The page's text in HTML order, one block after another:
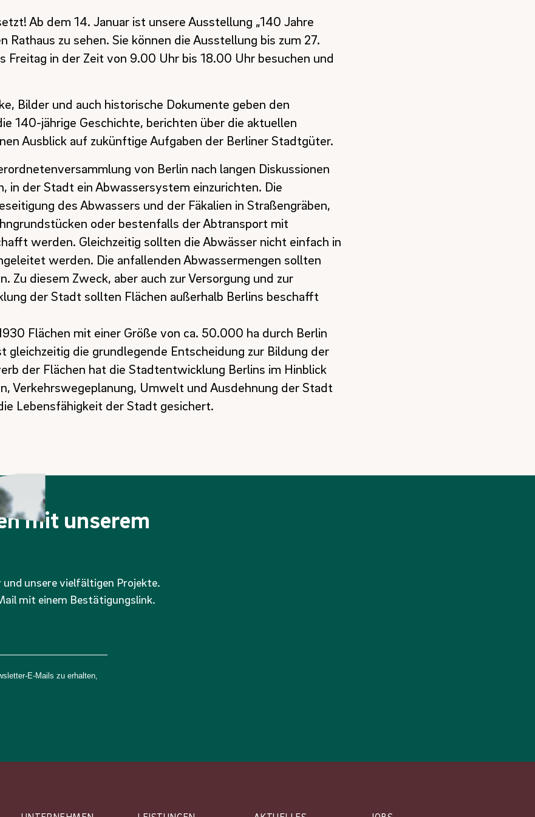
Ab dem 14. Januar ist unsere Ausstellung „140 Jahre
Rathaus zu sehen. Sie können die Ausstellung bis zum 27.
Freitag in der Zeit von 9.00 Uhr bis 18.00 Uhr besuchen und
Bilder und auch historische Dokumente geben den
140-jährige Geschichte, berichten über die aktuellen
Ausblick auf zukünftige Aufgaben der Berliner Stadtgüter.
von Berlin nach langen Diskussionen
in der Stadt ein Abwassersystem einzurichten. Die
des Abwassers und der Fäkalien in Straßengräben,
oder bestenfalls der Abtransport mit
werden. Gleichzeitig sollten die Abwässer nicht einfach in
werden. Die anfallenden Abwassermengen sollten
Zu diesem Zweck, aber auch zur Versorgung und zur
der Stadt sollten Flächen außerhalb Berlins beschafft
Flächen mit einer Größe von ca. 50.000 ha durch Berlin
gleichzeitig die grundlegende Entscheidung zur Bildung der
der Flächen hat die Stadtentwicklung Berlins im Hinblick
Verkehrswegeplanung, Umwelt und Ausdehnung der Stadt
Lebensfähigkeit der Stadt gesichert.
mit unserem
unsere vielfältigen Projekte.
mit einem Bestätigungslink.
E-Mails zu erhalten,